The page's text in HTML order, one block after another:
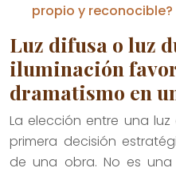
propio y reconocible?
Luz difusa o luz
iluminación
dramatismo en
La elección entre una
primera decisión
de una obra. No es